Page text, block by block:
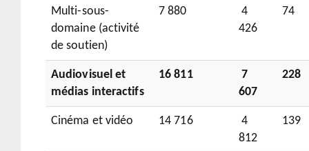
Multi-sous-
domaine (activité
de soutien)
7 880
4
426
74
Audiovisuel et
médias interactifs
16 811
7
607
228
Cinéma et vidéo 14 716
4
812
139